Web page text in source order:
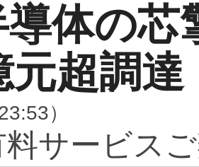
体の芯
元超調達
）
サービス